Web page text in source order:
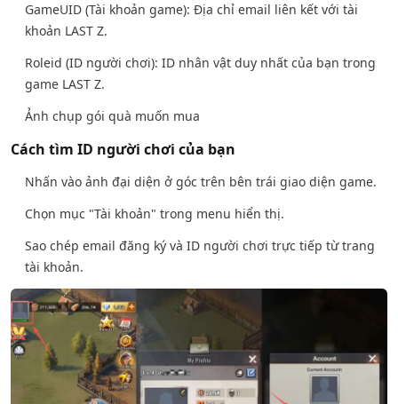
GameUID (Tài khoản game): Địa chỉ email liên kết với tài
khoản LAST Z.
Roleid (ID người chơi): ID nhân vật duy nhất của bạn trong
game LAST Z.
Ảnh chụp gói quà muốn mua
Cách tìm ID người chơi của bạn
Nhấn vào ảnh đại diện ở góc trên bên trái giao diện game.
Chọn mục "Tài khoản" trong menu hiển thị.
Sao chép email đăng ký và ID người chơi trực tiếp từ trang
tài khoản.